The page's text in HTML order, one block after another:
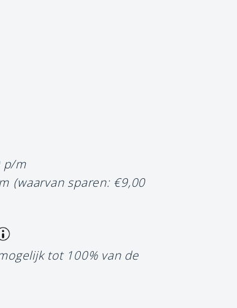
p/m
(waarvan sparen: €9,00
tot 100% van de